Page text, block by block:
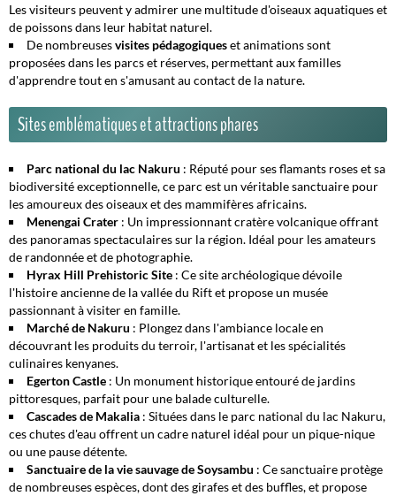
Les visiteurs peuvent y admirer une multitude d'oiseaux aquatiques et
de poissons dans leur habitat naturel.
De nombreusesvisites pédagogiqueset animations sont
proposées dans les parcs et réserves, permettant aux familles
d'apprendre tout en s'amusant au contact de la nature.
Sites emblématiques et attractions phares
Parc national du lac Nakuru : Réputé pour ses flamants roses et sa
biodiversité exceptionnelle, ce parc est un véritable sanctuaire pour
les amoureux des oiseaux et des mammifères africains.
Menengai Crater : Un impressionnant cratère volcanique offrant
des panoramas spectaculaires sur la région. Idéal pour les amateurs
de randonnée et de photographie.
Hyrax Hill Prehistoric Site : Ce site archéologique dévoile
l'histoire ancienne de la vallée du Rift et propose un musée
passionnant à visiter en famille.
Marché de Nakuru : Plongez dans l'ambiance locale en
découvrant les produits du terroir, l'artisanat et les spécialités
culinaires kenyanes.
Egerton Castle : Un monument historique entouré de jardins
pittoresques, parfait pour une balade culturelle.
Cascades de Makalia : Situées dans le parc national du lac Nakuru,
ces chutes d'eau offrent un cadre naturel idéal pour un pique-nique
ou une pause détente.
Sanctuaire de la vie sauvage de Soysambu : Ce sanctuaire protège
de nombreuses espèces, dont des girafes et des buffles, et propose